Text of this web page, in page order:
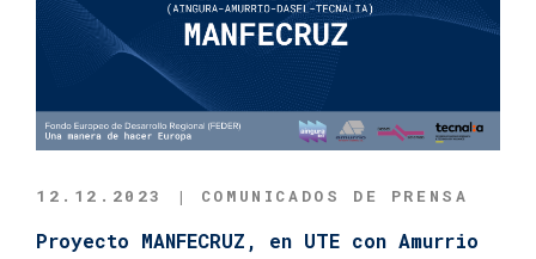
12.12.2023 | COMUNICADOS DE PRENSA
Proyecto MANFECRUZ, en UTE con Amurrio